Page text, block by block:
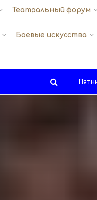
Театральный форум
Боевые искусства